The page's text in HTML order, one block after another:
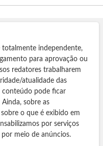
totalmente independente,
para aprovação ou
redatores trabalharem
atualidade das
conteúdo pode ficar
sobre as
o que é exibido em
por serviços
meio de anúncios.